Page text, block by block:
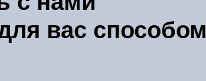
вас способом